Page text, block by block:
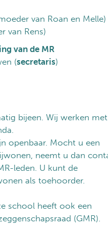
van Roan en Melle)
van Rens)
van de MR
(secretaris)
bijeen. Wij werken
openbaar. Mocht u een
neemt u dan
leden. U kunt de
als toehoorder.
school heeft ook een
(GMR).